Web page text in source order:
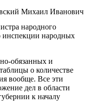
народного
народных
обязанных и
о количестве
вообще. Все эти
дел в области
к началу